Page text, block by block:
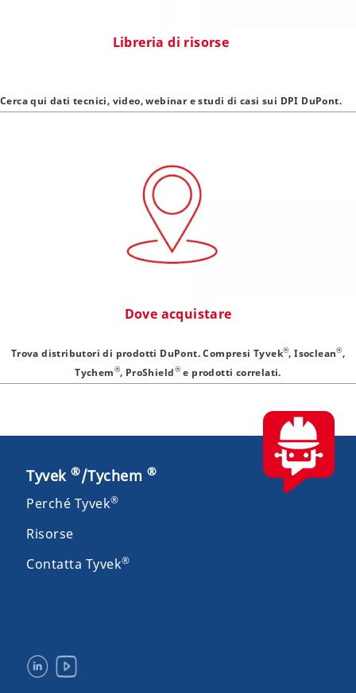
Libreria di risorse
Cerca qui dati tecnici, video, webinar e studi di casi sui DPI DuPont.
Dove acquistare
Trova distributori di prodotti DuPont. Compresi Tyvek®, Isoclean®,
Tychem®, ProShield®e prodotti correlati.
Tyvek ®/Tychem ®
Perché Tyvek®
Risorse
Contatta Tyvek®